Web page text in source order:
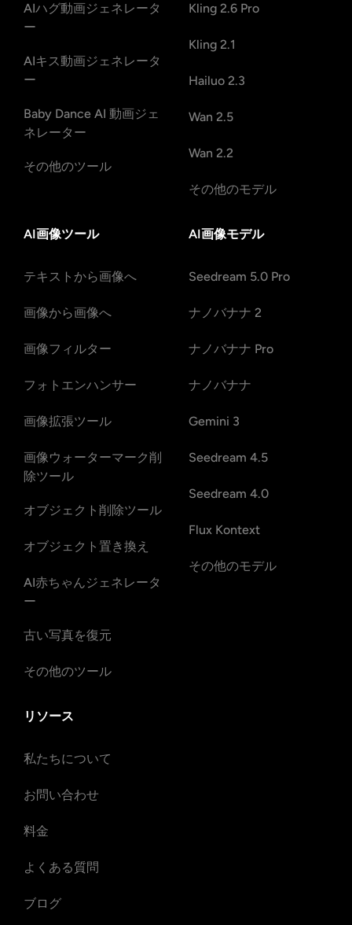
AIハグ動画ジェネレータ
ー
AIキス動画ジェネレータ
ー
Baby Dance AI 動画ジェ
ネレーター
その他のツール
Kling 2.6 Pro
Kling 2.1
Hailuo 2.3
Wan 2.5
Wan 2.2
その他のモデル
AI画像ツール
テキストから画像へ
画像から画像へ
画像フィルター
フォトエンハンサー
画像拡張ツール
画像ウォーターマーク削
除ツール
オブジェクト削除ツール
オブジェクト置き換え
AI赤ちゃんジェネレータ
ー
古い写真を復元
その他のツール
AI画像モデル
Seedream 5.0 Pro
ナノバナナ 2
ナノバナナ Pro
ナノバナナ
Gemini 3
Seedream 4.5
Seedream 4.0
Flux Kontext
その他のモデル
リソース
私たちについて
お問い合わせ
料金
よくある質問
ブログ